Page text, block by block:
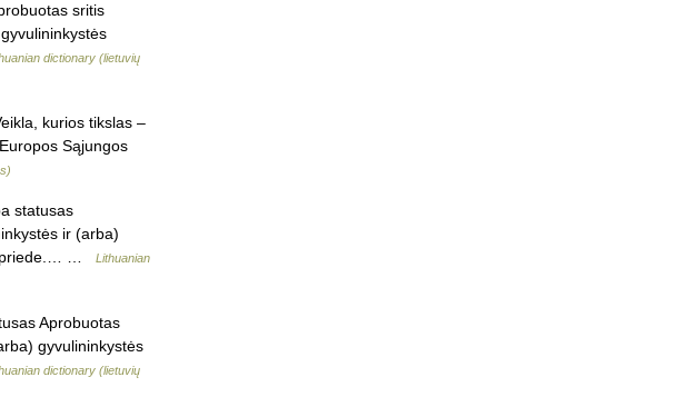
sritis
dictionary (lietuvių
kurios tikslas –
Sąjungos
statusas
ir (arba)
priede.… …
Lithuanian
Aprobuotas
gyvulininkystės
dictionary (lietuvių